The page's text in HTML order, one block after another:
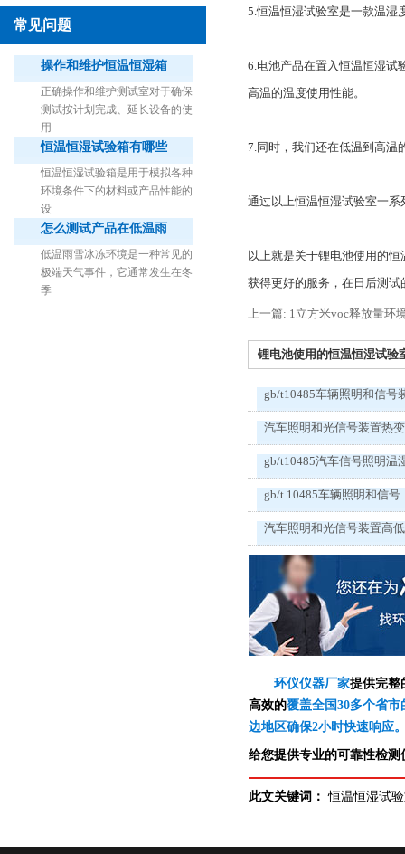
常见问题
操作和维护恒温恒湿箱
正确操作和维护测试室对于确保
测试按计划完成、延长设备的使
用
恒温恒湿试验箱有哪些
恒温恒湿试验箱是用于模拟各种
环境条件下的材料或产品性能的
设
怎么测试产品在低温雨
低温雨雪冰冻环境是一种常见的
极端天气事件，它通常发生在冬
季
5.恒温恒湿试验室是一款温湿
6.电池产品在置入恒温恒湿试
高温的温度使用性能。
7.同时，我们还在低温到高温
通过以上恒温恒湿试验室一
以上就是关于锂电池使用的
获得更好的服务，在日后测
上一篇: 1立方米voc释放量环
锂电池使用的恒温恒湿试验
gb/t10485车辆照明和信号
汽车照明和光信号装置热
gb/t10485汽车信号照明温
gb/t 10485车辆照明和信号
汽车照明和光信号装置高
环仪仪器厂家提供完整
高效的覆盖全国30多个省
边地区确保2小时快速响应
给您提供专业的可靠性检测
此文关键词： 恒温恒湿试